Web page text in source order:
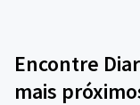
Encontre
mais